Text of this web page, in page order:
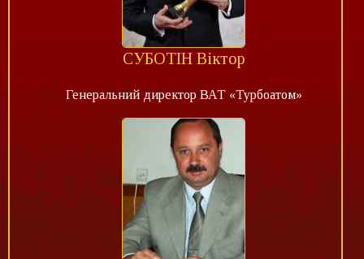
СУБОТІН Віктор
Генеральний директор ВАТ «Турбоатом»